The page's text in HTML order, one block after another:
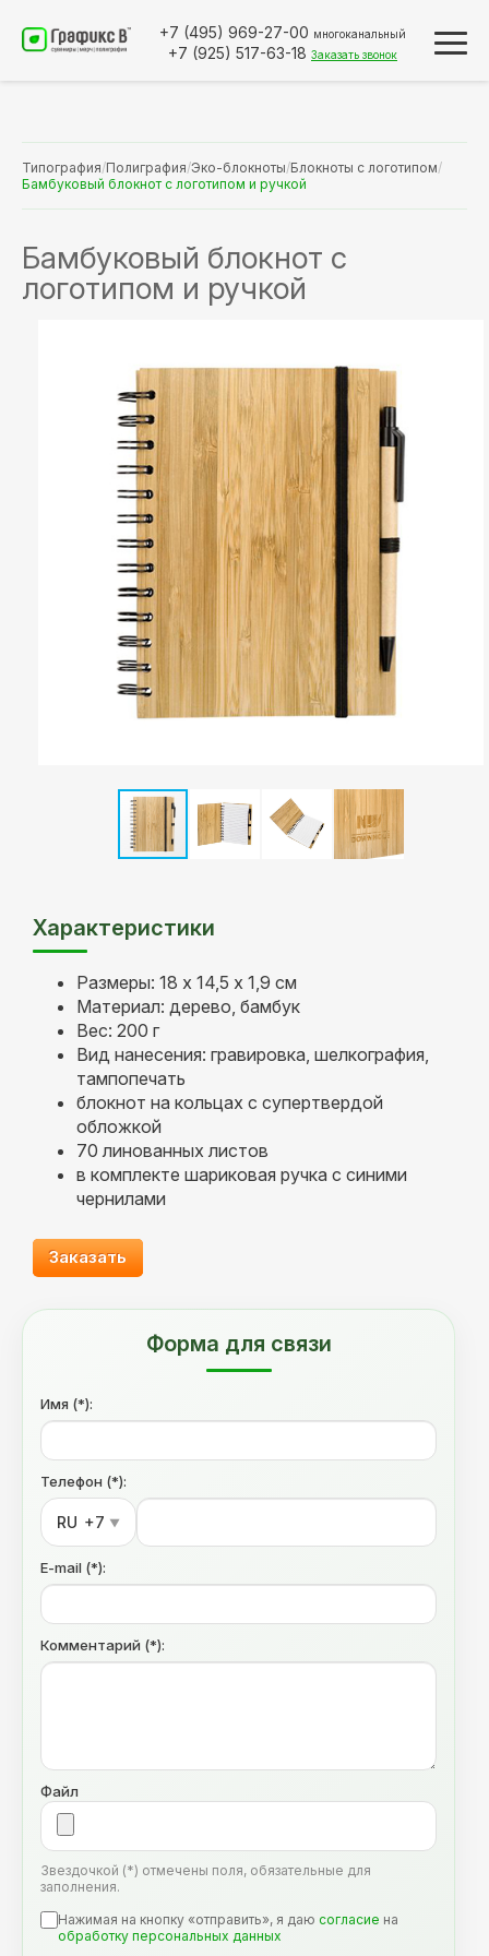
+7 (495) 969-27-00 многоканальный
+7 (925) 517-63-18 Заказать звонок
Типография/Полиграфия/Эко-блокноты/Блокноты с логотипом/
Бамбуковый блокнот с логотипом и ручкой
Бамбуковый блокнот с
логотипом и ручкой
Характеристики
Размеры: 18 х 14,5 х 1,9 см
Материал: дерево, бамбук
Вес: 200 г
Вид нанесения: гравировка, шелкография,
тампопечать
блокнот на кольцах с супертвердой
обложкой
70 линованных листов
в комплекте шариковая ручка с синими
чернилами
Заказать
Форма для связи
Имя (*):
Телефон (*):
RU +7 ▼
E-mail (*):
Комментарий (*):
Файл
Звездочкой (*) отмечены поля, обязательные для
заполнения.
Нажимая на кнопку «отправить», я даю согласие на
обработку персональных данных